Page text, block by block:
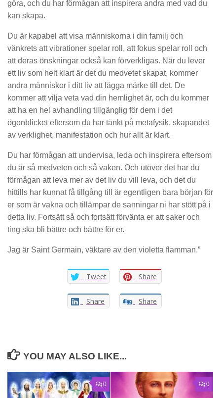
göra, och du har förmågan att inspirera andra med vad du
kan skapa.
Du är kapabel att visa människorna i din familj och
vänkrets att vibrationer spelar roll, att fokus spelar roll och
att deras önskningar också kan förverkligas. När du lever
ett liv som helt klart är det du medvetet skapat, kommer
andra människor i ditt liv att lägga märke till det. De
kommer att vilja veta vad din hemlighet är, och du kommer
att ha en hel avhandling tillgänglig för dem i det
ögonblicket eftersom du har tänkt på metafysik, skapandet
av verklighet, manifestation och hur allt är klart.
Du har förmågan att undervisa, leda och inspirera eftersom
du är så medveten och så vaken. Och utöver det har du
förmågan att leva mer av det liv du vill leva, och det du
hittills har kunnat få tillgång till är egentligen bara början för
er som är vakna och tillämpar de sanningar ni har stött på i
detta liv. Fortsätt så och fortsätt förvänta er att saker och
ting ska bli bättre och bättre för er.
Jag är Saint Germain, väktare av den violetta flamman.”
Tweet Share
Share Share
YOU MAY ALSO LIKE...
0 0